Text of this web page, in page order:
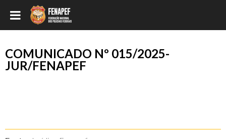
COMUNICADO Nº 015/2025-
JUR/FENAPEF